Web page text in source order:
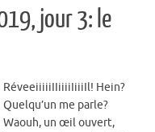
jour 3: le
RéveeiiiiiIIiiiiIiiiIl! Hein?
Quelqu’un me parle?
Waouh, un œil ouvert,